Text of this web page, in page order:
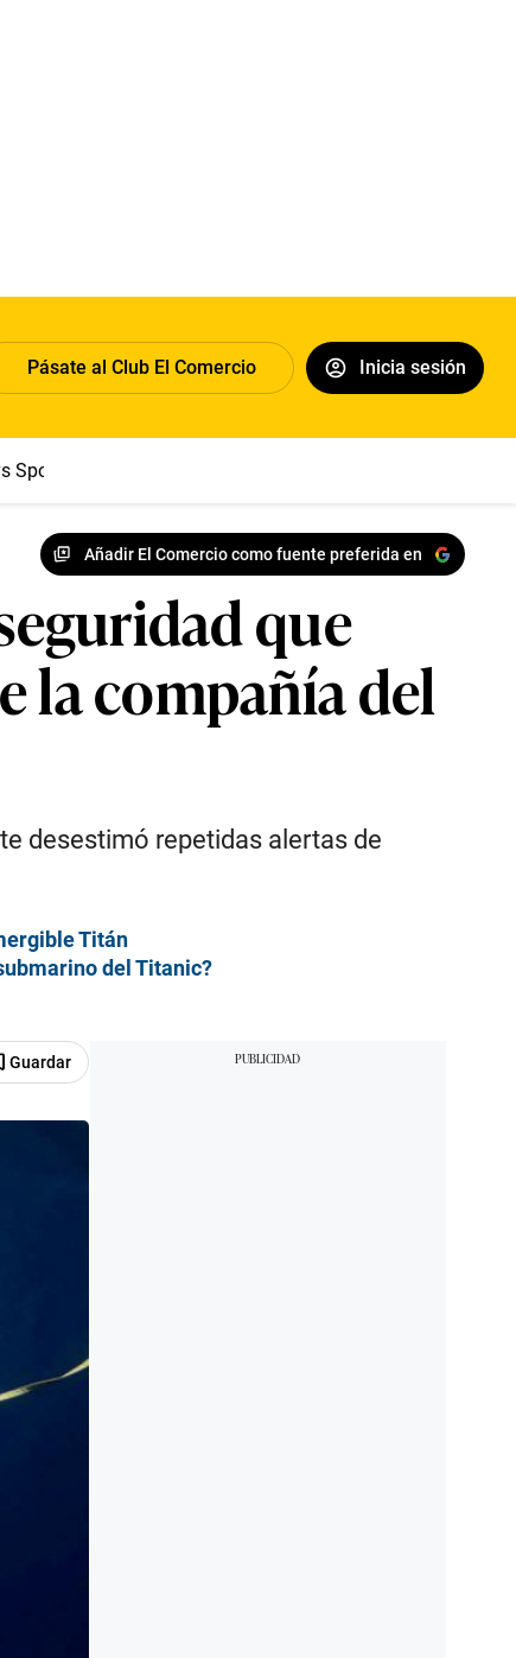
Pásate al Club El Comercio Inicia sesión
Sport Boys
Añadir El Comercio como fuente preferida en
que
la compañía del
desestimó repetidas alertas de
Titán
del Titanic?
Guardar